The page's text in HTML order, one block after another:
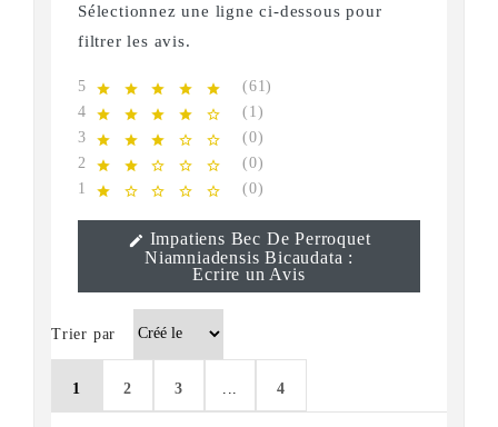
Sélectionnez une ligne ci-dessous pour
filtrer les avis.
5 star star star star star
(61)
4
star star star star star_border
(1)
3
star star star star_border star_border
(0)
2
star star star_border star_border star_border
(0)
1
star star_border star_border star_border star_border (0)
edit Impatiens Bec De Perroquet
Niamniadensis Bicaudata :
Ecrire un Avis
Trier par
1 2 3 4